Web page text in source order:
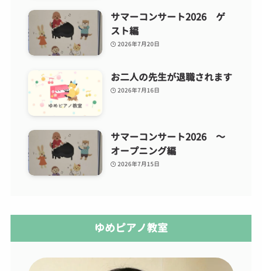
サマーコンサート2026 ゲ
スト編
2026年7月20日
お二人の先生が退職されます
2026年7月16日
サマーコンサート2026 ～
オープニング編
2026年7月15日
ゆめピアノ教室